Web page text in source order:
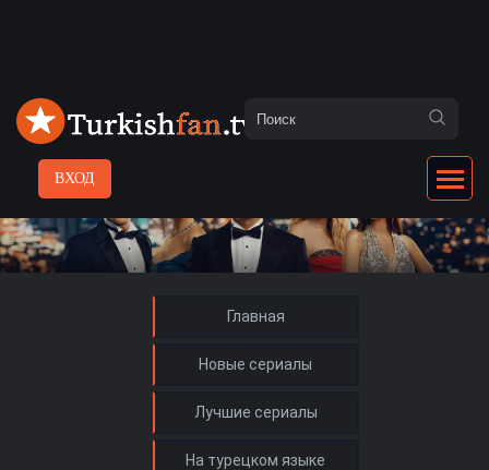
ВХОД
Главная
Новые сериалы
Лучшие сериалы
На турецком языке